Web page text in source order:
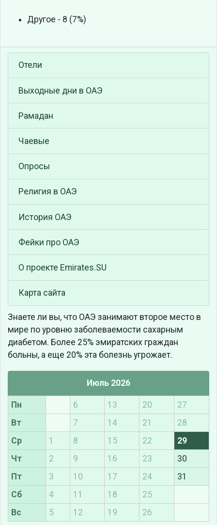
Другое - 8 (7%)
Отели
Выходные дни в ОАЭ
Рамадан
Чаевые
Опросы
Религия в ОАЭ
История ОАЭ
Фейки про ОАЭ
О проекте Emirates.SU
Карта сайта
Знаете ли вы, что ОАЭ занимают второе место в
мире по уровню заболеваемости сахарным
диабетом. Более 25% эмиратских граждан
больны, а еще 20% эта болезнь угрожает.
Июль 2026
Пн 6 13 20
27
Вт
7 14 21
28
Ср
1 8 15 22
29
Чт
2 9 16 23
30
Пт
3 10 17 24
31
Сб
4 11 18
25
Вс
5 12 19 26